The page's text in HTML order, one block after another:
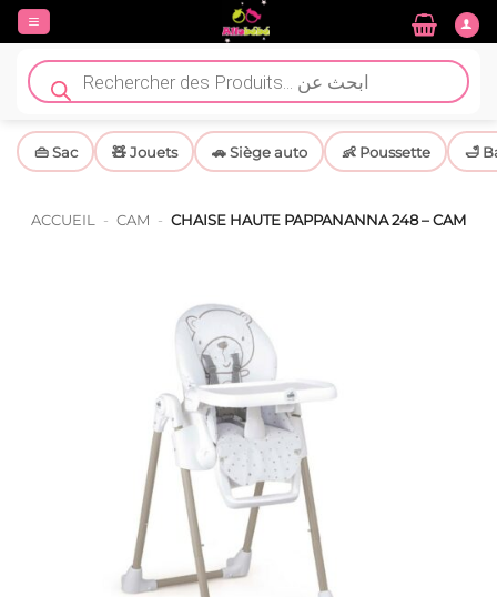
Passer
contenu
Recherche
de
produits
👜 Sac 🧸 Jouets 🚗 Siège auto 👶 Poussette 🛁
ACCUEIL - CAM - CHAISE HAUTE PAPPANANNA 248 – CAM